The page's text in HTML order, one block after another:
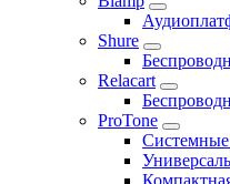
Shure
Relacart
ProTone